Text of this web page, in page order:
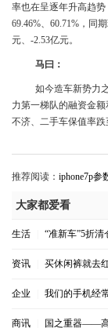
率也在呈逐年升高趋势
69.46%、60.71%，同
元、-2.53亿元。
马曰：
如今造车新势力
力第一梯队的融资金
不济、二手车保值率跌
推荐阅读： iphone7p参
大家都爱看
生活 “准新车”5折
资讯 买休闲裤就去
企业 我们的手机经
商讯 国之重器——